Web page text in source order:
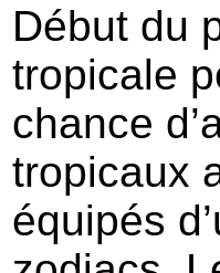
Début du
tropicale
chance
tropicaux
équipés